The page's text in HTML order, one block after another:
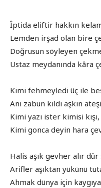
Îptida eliftir hakkın
Lemden irşad olan bire
Doğrusun söyleyen
Ustaz meydanında kâra
Kimi fehmeyledi üç ile
Anı zabun kıldı aşkın
Kimi yazı ister kimisi kışı,
Kimi gonca deyin hara
Halis aşık gevher alır dûr
Arifler aşıktan yükünü
Ahmak dünya için